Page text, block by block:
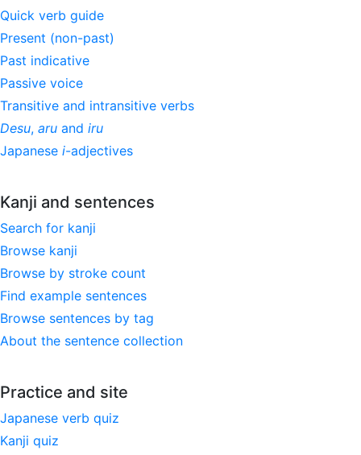
Quick verb guide
Present (non-past)
Past indicative
Passive voice
Transitive and intransitive verbs
Desu, aru and iru
Japanese i-adjectives
Kanji and sentences
Search for kanji
Browse kanji
Browse by stroke count
Find example sentences
Browse sentences by tag
About the sentence collection
Practice and site
Japanese verb quiz
Kanji quiz